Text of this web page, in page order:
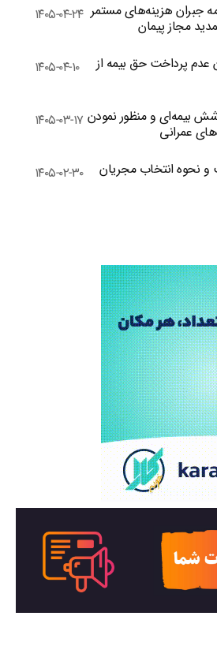
جبران هزینه‌های مستمر
مجاز پیمان
۱۴۰۵-۰۴-۲۴
عدم پرداخت حق بیمه از
۱۴۰۵-۰۴-۱۰
بیمه‌ای و منظور نمودن
عمرانی
۱۴۰۵-۰۳-۱۷
نحوه انتخاب مجریان
۱۴۰۵-۰۲-۳۰